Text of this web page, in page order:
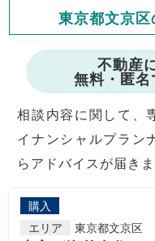
会員
修繕費・管
東京都文京
不動産
無料・匿名
相談内容に関して、
イナンシャルプラン
らアドバイスが届きま
購入
エリア
東京都文京区